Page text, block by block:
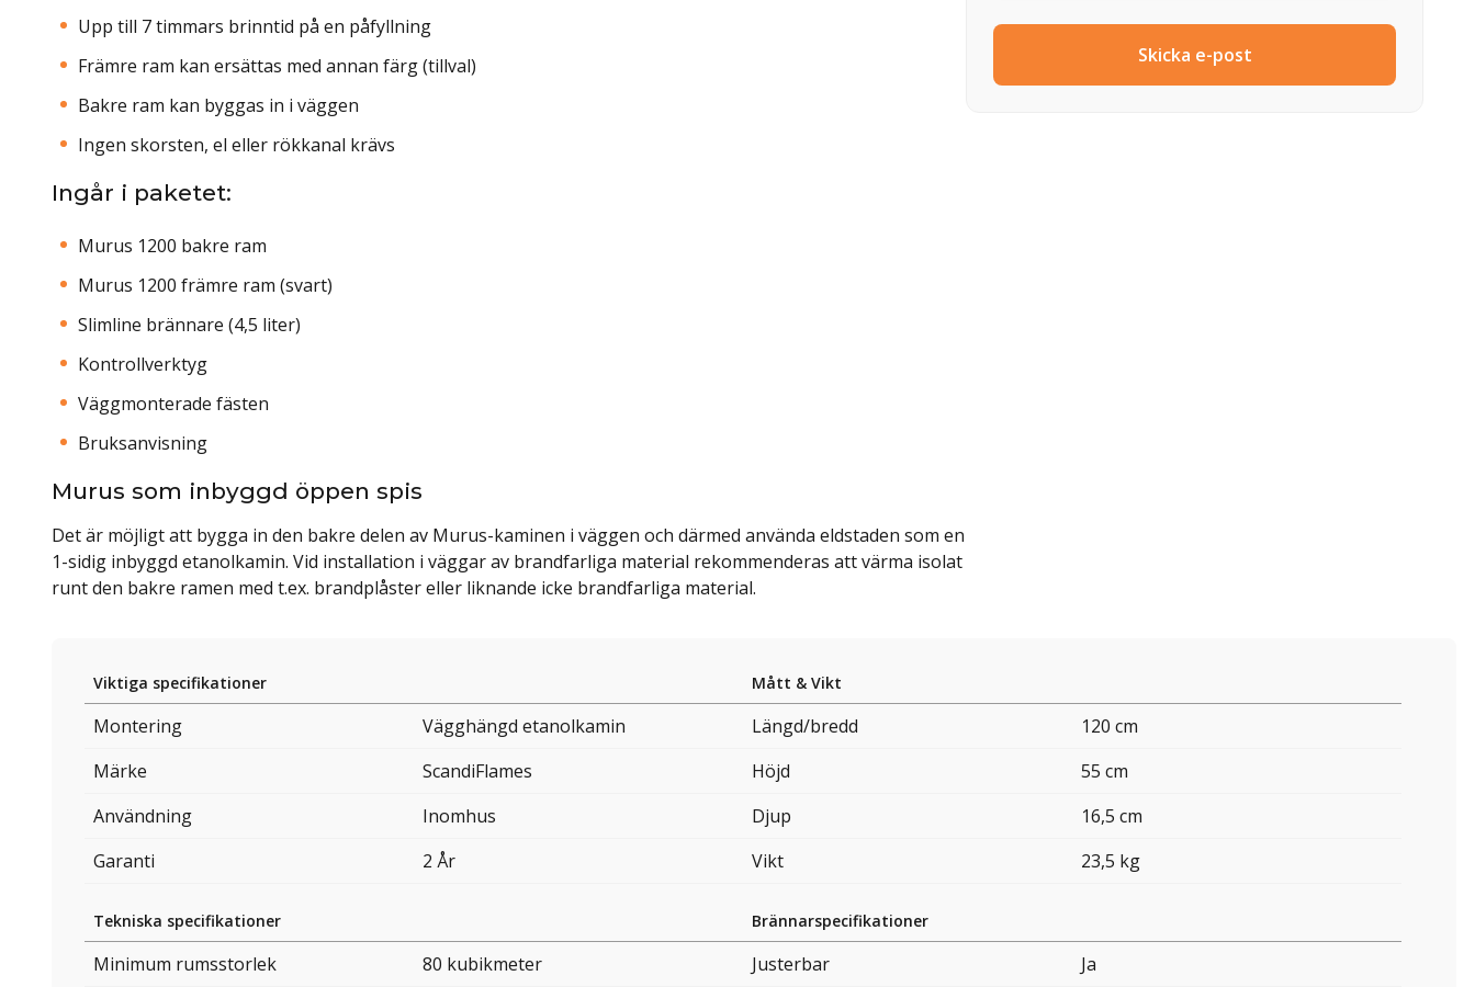
Upp till 7 timmars brinntid på en påfyllning
Främre ram kan ersättas med annan färg (tillval)
Bakre ram kan byggas in i väggen
Ingen skorsten, el eller rökkanal krävs
Ingår i paketet:
Murus 1200 bakre ram
Murus 1200 främre ram (svart)
Slimline brännare (4,5 liter)
Kontrollverktyg
Väggmonterade fästen
Bruksanvisning
Murus som inbyggd öppen spis
Det är möjligt att bygga in den bakre delen av Murus-kaminen i väggen och därmed använda eldstaden som en
1-sidig inbyggd etanolkamin. Vid installation i väggar av brandfarliga material rekommenderas att värma isolat
runt den bakre ramen med t.ex. brandplåster eller liknande icke brandfarliga material.
Skicka e-post
Viktiga specifikationer
Montering
Vägghängd etanolkamin
Märke
ScandiFlames
Användning
Inomhus
Garanti
2 År
Mått & Vikt
Längd/bredd
120 cm
Höjd
55 cm
Djup
16,5 cm
Vikt
23,5 kg
Tekniska specifikationer
Minimum rumsstorlek
80 kubikmeter
Brännarspecifikationer
Justerbar
Ja